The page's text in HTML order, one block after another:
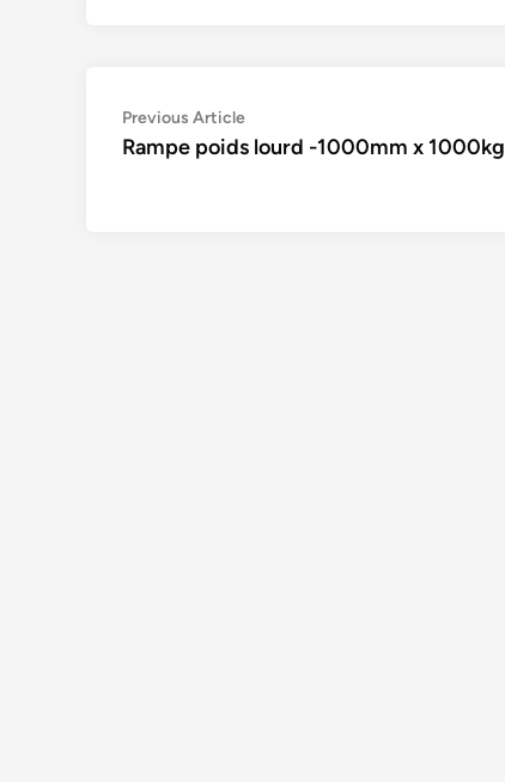
Navigation
de
Previous ArticlePrevious
article:
Rampe poids lourd -1000mm x 1000kg